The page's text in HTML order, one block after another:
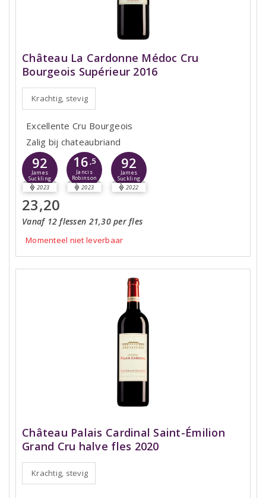
Château La Cardonne Médoc Cru
Bourgeois Supérieur 2016
Krachtig, stevig
Excellente Cru Bourgeois
Zalig bij chateaubriand
92
James
Suckling
2023
16 ,5
Jancis
Robinson
2023
92
James
Suckling
2022
23,20
Vanaf 12 flessen 21,30 per fles
Momenteel niet leverbaar
Château Palais Cardinal Saint-Émilion
Grand Cru halve fles 2020
Krachtig, stevig